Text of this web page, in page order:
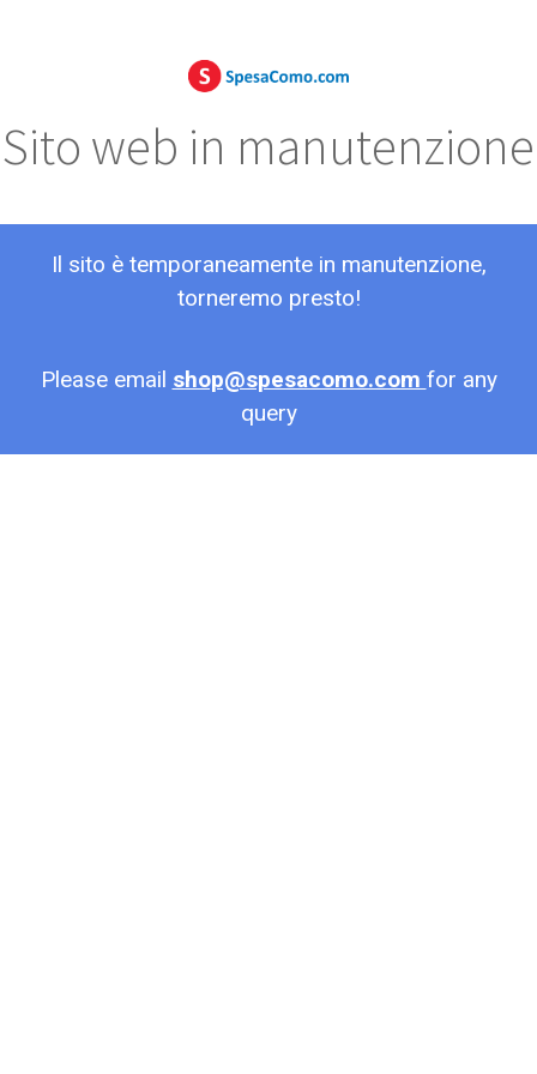
Sito web in manutenzione
Il sito è temporaneamente in manutenzione,
torneremo presto!
Please email shop@spesacomo.com for any
query